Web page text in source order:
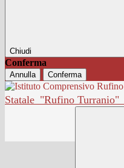
Chiudi
Conferma
Annulla Conferma
Statale "Rufino Turranio"